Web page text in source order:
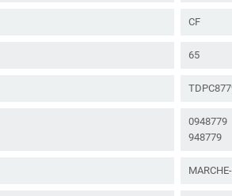
CF
65
0948779
948779